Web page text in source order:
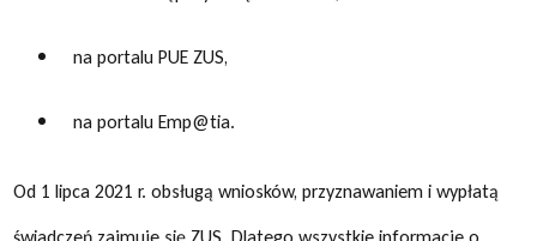
na portalu PUE ZUS,
na portalu Emp@tia.
Od 1 lipca 2021 r. obsługą wniosków, przyznawaniem i wypłatą